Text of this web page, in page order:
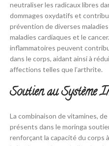
neutraliser les radicaux libres
dommages oxydatifs et
prévention de diverses
maladies cardiaques et le
inflammatoires peuvent
dans le corps, aidant ainsi à
affections telles que l’arthrite.
Soutien au Système
La combinaison de vitamines,
présents dans le moringa
renforçant la capacité du corps